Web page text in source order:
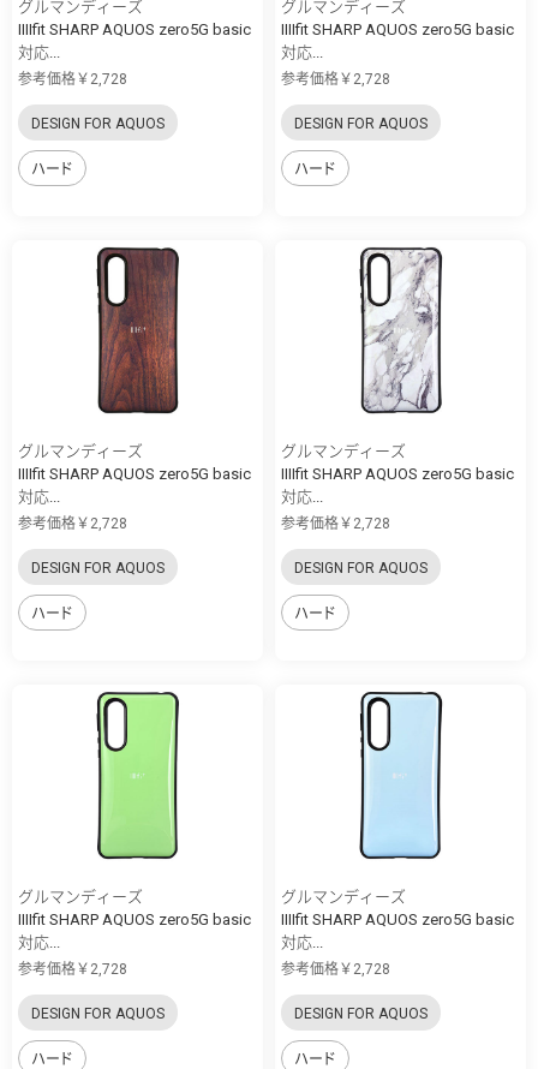
グルマンディーズ
IIIIfit SHARP AQUOS zero5G basic
対応...
参考価格￥2,728
DESIGN FOR AQUOS
ハード
グルマンディーズ
IIIIfit SHARP AQUOS zero5G basic
対応...
参考価格￥2,728
DESIGN FOR AQUOS
ハード
グルマンディーズ
IIIIfit SHARP AQUOS zero5G basic
対応...
参考価格￥2,728
DESIGN FOR AQUOS
ハード
グルマンディーズ
IIIIfit SHARP AQUOS zero5G basic
対応...
参考価格￥2,728
DESIGN FOR AQUOS
ハード
グルマンディーズ
IIIIfit SHARP AQUOS zero5G basic
対応...
参考価格￥2,728
DESIGN FOR AQUOS
ハード
グルマンディーズ
IIIIfit SHARP AQUOS zero5G basic
対応...
参考価格￥2,728
DESIGN FOR AQUOS
ハード